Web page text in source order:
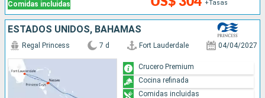
Comidas incluidas +Tasas
ESTADOS UNIDOS, BAHAMAS
Regal Princess 7 d Fort Lauderdale 04/04/2027
Crucero Premium
Cocina refinada
Comidas incluidas